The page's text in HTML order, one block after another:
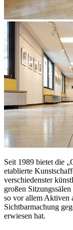
Seit 1989 bietet die
etablierte
verschiedenster
großen
so vor allem Aktiven
Sichtbarmachung
erwiesen hat.